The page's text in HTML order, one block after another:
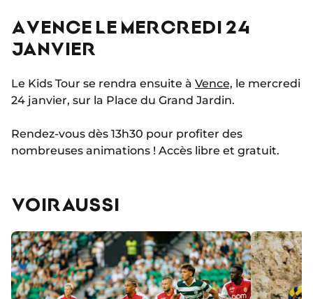
A VENCE LE MERCREDI 24
JANVIER
Le Kids Tour se rendra ensuite à Vence, le mercredi
24 janvier, sur la Place du Grand Jardin.
Rendez-vous dès 13h30 pour profiter des
nombreuses animations ! Accès libre et gratuit.
VOIR AUSSI